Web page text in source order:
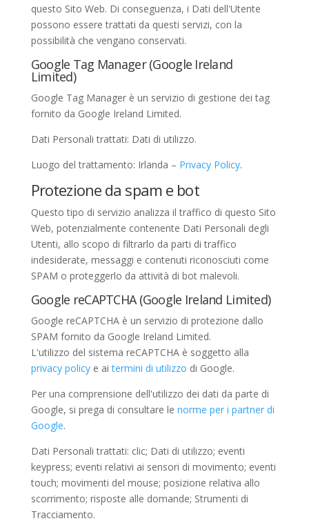
questo Sito Web. Di conseguenza, i Dati dell'Utente
possono essere trattati da questi servizi, con la
possibilità che vengano conservati.
Google Tag Manager (Google Ireland
Limited)
Google Tag Manager è un servizio di gestione dei tag
fornito da Google Ireland Limited.
Dati Personali trattati: Dati di utilizzo.
Luogo del trattamento: Irlanda – Privacy Policy.
Protezione da spam e bot
Questo tipo di servizio analizza il traffico di questo Sito
Web, potenzialmente contenente Dati Personali degli
Utenti, allo scopo di filtrarlo da parti di traffico
indesiderate, messaggi e contenuti riconosciuti come
SPAM o proteggerlo da attività di bot malevoli.
Google reCAPTCHA (Google Ireland Limited)
Google reCAPTCHA è un servizio di protezione dallo
SPAM fornito da Google Ireland Limited.
L'utilizzo del sistema reCAPTCHA è soggetto alla
privacy policye aitermini di utilizzo di Google.
Per una comprensione dell'utilizzo dei dati da parte di
Google, si prega di consultare le norme per i partner di
Google.
Dati Personali trattati: clic; Dati di utilizzo; eventi
keypress; eventi relativi ai sensori di movimento; eventi
touch; movimenti del mouse; posizione relativa allo
scorrimento; risposte alle domande; Strumenti di
Tracciamento.